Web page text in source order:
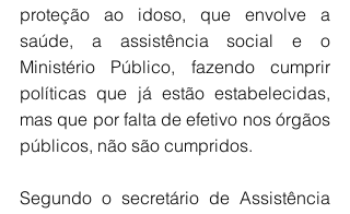
proteção ao idoso, que envolve a
saúde, a assistência social e o
Ministério Público, fazendo cumprir
políticas que já estão estabelecidas,
mas que por falta de efetivo nos órgãos
públicos, não são cumpridos.
Segundo o secretário de Assistência